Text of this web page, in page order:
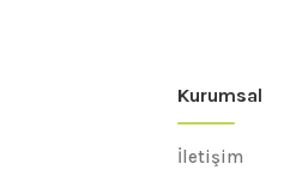
Kurumsal
İletişim